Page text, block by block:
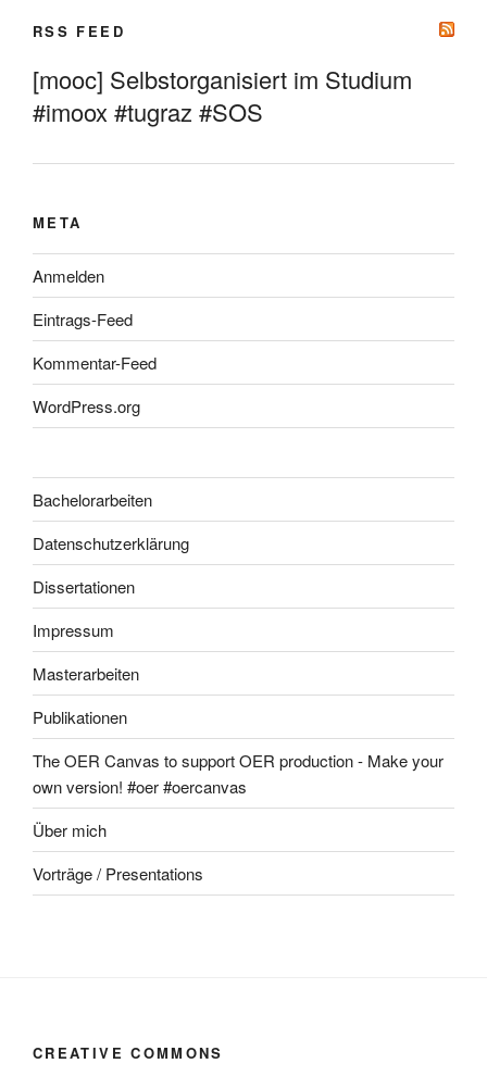
RSS FEED
[mooc] Selbstorganisiert im Studium
#imoox #tugraz #SOS
META
Anmelden
Eintrags-Feed
Kommentar-Feed
WordPress.org
Bachelorarbeiten
Datenschutzerklärung
Dissertationen
Impressum
Masterarbeiten
Publikationen
The OER Canvas to support OER production - Make your
own version! #oer #oercanvas
Über mich
Vorträge / Presentations
CREATIVE COMMONS